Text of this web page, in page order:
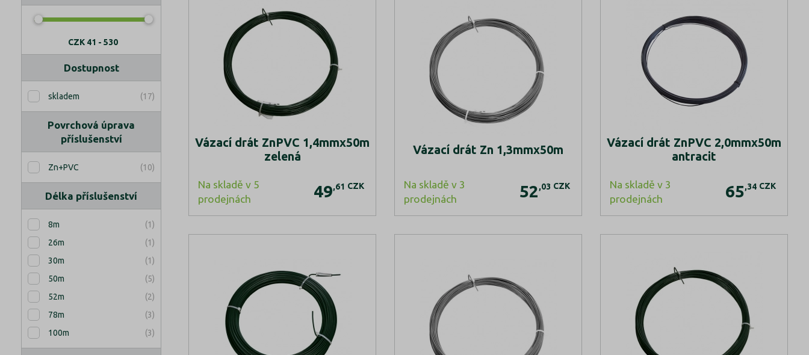
CZK41 - 530
Dostupnost
skladem (17)
Povrchová úprava
příslušenství
Zn+PVC (10)
Délka příslušenství
8m
(1)
26m
(1)
30m
(1)
50m
(5)
52m
(2)
78m
(3)
100m
(3)
Vázací drát ZnPVC 1,4mmx50m
zelená
Na skladě v 5
prodejnách
49,61 CZK
Vázací drát Zn 1,3mmx50m
Na skladě v 3
prodejnách
52,03 CZK
Vázací drát ZnPVC 2,0mmx50m
antracit
Na skladě v 3
prodejnách
65,34 CZK